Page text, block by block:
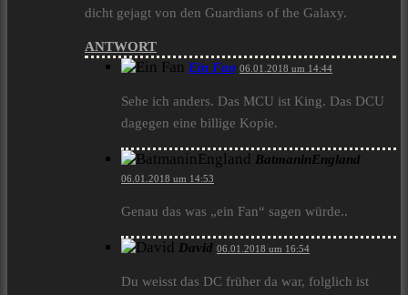
dicht gejagt von den Guardians of the Galaxy.
ANTWORT
Ein Fan 06.01.2018 um 14:44
Sehe ich anders. Das MCU ist King. Das DCU
dagegen eine billige Kopie.
BatmaninEngland
06.01.2018 um 14:53
Genau das was „ein Fan“ sagen würde..
David 06.01.2018 um 16:54
Du weisst das DC früher da war, folglich ist